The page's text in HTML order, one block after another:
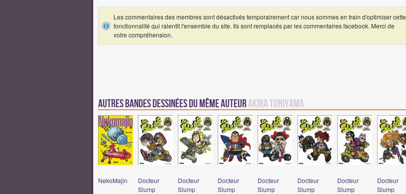
Les commentaires des membres sont désactivés temporairement car nous sommes en train d'optimiser cette
fonctionnalité qui ralentit l'ensemble du site. Ils sont remplacés par les commentaires facebook. Merci de
votre compréhension.
Autres Bandes Dessinées du même auteurAkira Toriyama
NekoMajin
Docteur
Slump
Docteur
Slump
Docteur
Slump
Docteur
Slump
Docteur
Slump
Docteur
Slump
Docteur
Slump